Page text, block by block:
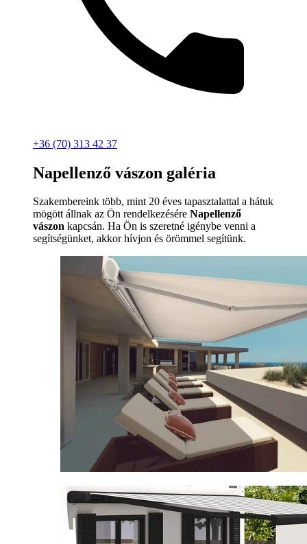
+36 (70) 313 42 37
Napellenző vászon galéria
Szakembereink több, mint 20 éves tapasztalattal a hátuk
mögött állnak az Ön rendelkezésére Napellenző
vászon kapcsán. Ha Ön is szeretné igénybe venni a
segítségünket, akkor hívjon és örömmel segítünk.